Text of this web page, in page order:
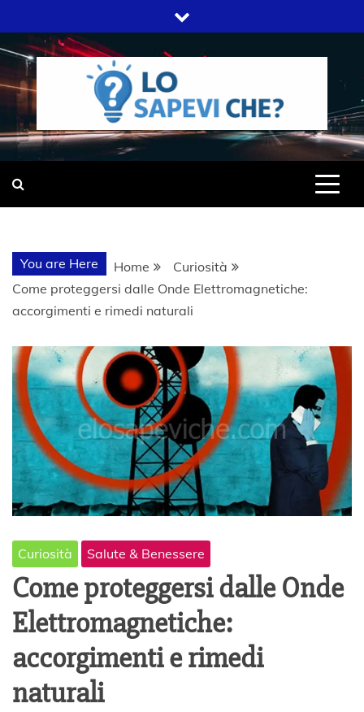
to
content
LO SAPEVI
CHE?
SITO WEB DEL GRUPPO LIFELIVE
You are Here Home
Curiosità
Come proteggersi dalle Onde Elettromagnetiche:
accorgimenti e rimedi naturali
Curiosità Salute & Benessere
Come proteggersi dalle Onde
Elettromagnetiche:
accorgimenti e rimedi
naturali